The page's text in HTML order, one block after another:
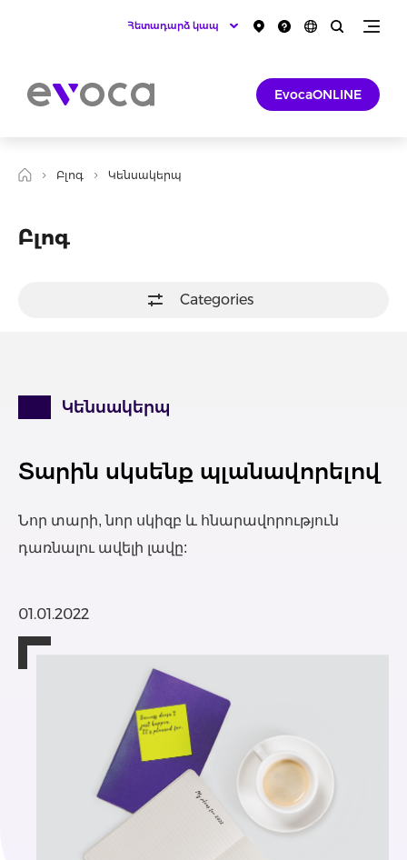
Հետադարձ կապ
EvocaONLINE
Բլոգ Կենսակերպ
Բլոգ
Categories
Կենսակերպ
Տարին սկսենք պլանավորելով
Նոր տարի, նոր սկիզբ և հնարավորություն
դառնալու ավելի լավը:
01.01.2022